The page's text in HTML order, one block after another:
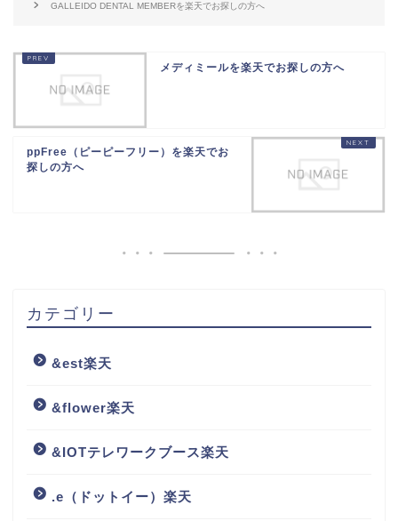
GALLEIDO DENTAL MEMBERを楽天でお探しの方へ
メディミールを楽天でお探しの方へ
ppFree（ピーピーフリー）を楽天でお
探しの方へ
カテゴリー
&est楽天
&flower楽天
&IOTテレワークブース楽天
.e（ドットイー）楽天